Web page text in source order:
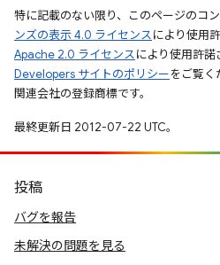
特に記載のない限り、このページのコ
ンズの表示 4.0 ライセンスにより使用
Apache 2.0 ライセンスにより使用許諾
Developers サイトのポリシーをご覧
関連会社の登録商標です。
最終更新日 2012-07-22 UTC。
投稿
バグを報告
未解決の問題を見る